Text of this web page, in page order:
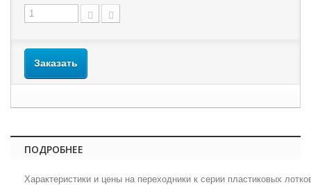
Заказать
ПОДРОБНЕЕ
Характеристики и цены на переходники к серии пластиковых